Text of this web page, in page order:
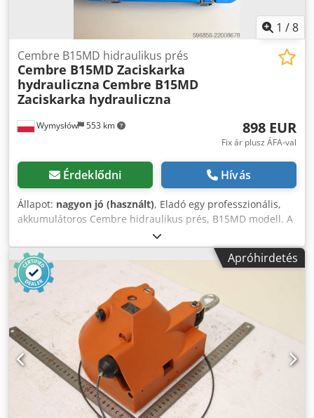
1 /8
Wymysłów 553 km
Cembre B15MD hidraulikus prés
Cembre B15MD Zaciskarka
hydrauliczna Cembre B15MD
Zaciskarka hydrauliczna
898 EUR
Fix ár plusz ÁFA-val
Érdeklődni Hívás
Állapot: nagyon jó (használt), Eladó egy professzionális,
akkumulátoros Cembre hidraulikus prés, B15MD modell. A
készülék műszakilag teljesen működőképes, azonnal
munkára fogható. Az eladás akkumulátor és töltő nélkül
történik. Esztétikai állapota nagyon jó, a normális
használatból eredő nyomok a képeken láthatók. A szett
tartalmazza az eredeti Cembre szállítókoffert és a fotókon
látható tartozékokat. Műszaki adatok: Gyártó: Cembre
Modell: B15MD Préselési erő: 15 kN Tápellátás: 18V
akkumulátoros Gyártás helye: Olaszország Kompakt és
könnyű kivitel Professzionális vég- és csatlakozópréselő
szerszám A csomag tartalma: Cembre B15MD prés Eredeti
szállítókoffer A képeken látható tartozékok FIGYELEM: Az
eladás akkumulátor és töltő nélkül történik. Credpoy Uy
Nhofx Ab Esf A készülék ellenőrizve lett – 100%-ban
Apróhirdetés